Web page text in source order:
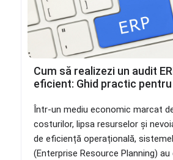
Cum să realizezi un audit
eficient: Ghid practic
Într-un mediu economic marcat
costurilor, lipsa resurselor și
de eficiență operațională,
(Enterprise Resource Planning)